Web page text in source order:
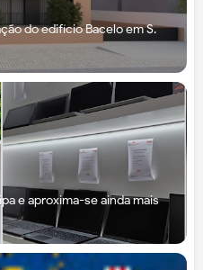
do edifício Bacelo em S.
e aproxima-se ainda mais